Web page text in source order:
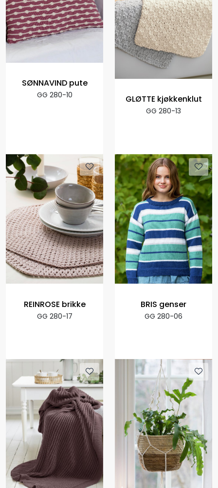
SØNNAVIND pute
GG 280-10 GLØTTE kjøkkenklut
GG 280-13
REINROSE brikke
GG 280-17
BRIS genser
GG 280-06